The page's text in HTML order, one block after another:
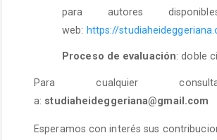
para autores
web: https://
Proceso de evaluación: doble
Para cualquier
a: studiaheideggeriana@gmail.com
Esperamos con interés sus